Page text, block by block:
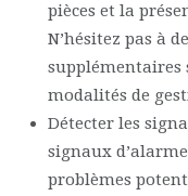
pièces et la
N’hésitez pas à
supplémentaires
modalités de
Détecter les
signaux
problèmes